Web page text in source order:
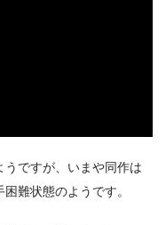
ですが、いまや同作は
難状態のようです。